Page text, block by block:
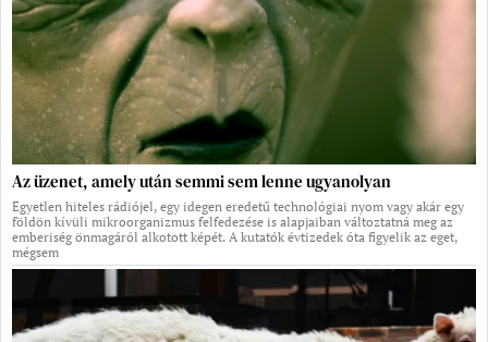
Az üzenet, amely után semmi sem lenne ugyanolyan
Egyetlen hiteles rádiójel, egy idegen eredetű technológiai nyom vagy akár egy
földön kívüli mikroorganizmus felfedezése is alapjaiban változtatná meg az
emberiség önmagáról alkotott képét. A kutatók évtizedek óta figyelik az eget,
mégsem